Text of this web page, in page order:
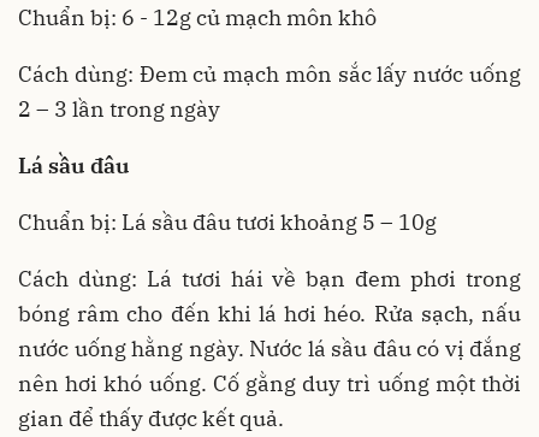
Chuẩn bị: 6 - 12g củ mạch môn khô
Cách dùng: Đem củ mạch môn sắc lấy nước uống
2 – 3 lần trong ngày
Lá sầu đâu
Chuẩn bị: Lá sầu đâu tươi khoảng 5 – 10g
Cách dùng: Lá tươi hái về bạn đem phơi trong
bóng râm cho đến khi lá hơi héo. Rửa sạch, nấu
nước uống hằng ngày. Nước lá sầu đâu có vị đắng
nên hơi khó uống. Cố gằng duy trì uống một thời
gian để thấy được kết quả.